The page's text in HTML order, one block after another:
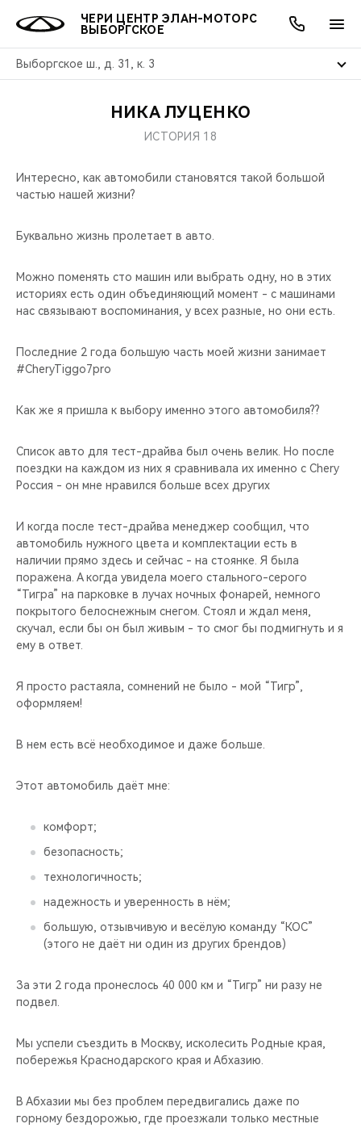
ЧЕРИ ЦЕНТР ЭЛАН-МОТОРС
ВЫБОРГСКОЕ
Выборгское ш., д. 31, к. 3
МОДЕЛИ
НОВИНКИ
ПОКУПАТЕЛЯМ
КРЕДИТ И СТРАХОВАНИЕ
ВЛАДЕЛЬЦАМ
ЗАПЧАСТИ И АКСЕССУАРЫ
ПОДДЕРЖКА
CHERY CONNECT
МИР CHERY
О БРЕНДЕ
CHERY В СОЦСЕТЯХ
ЛЮДИ CHERY
CHERY REMOTE
CHERY И СПОРТ
НАШИ МЕРОПРИЯТИЯ
ВИДЕООБЗОРЫ
CHERY ДЛЯ ДЕТЕЙ
АКЦИИ
ОНЛАЙН СЕРВИСЫ
КРЕДИТ
О КОМПАНИИ
МЫ В СОЦСЕТЯХ
НИКА ЛУЦЕНКО
ИСТОРИЯ 18
Интересно, как автомобили становятся такой большой
частью нашей жизни?
Буквально жизнь пролетает в авто.
Можно поменять сто машин или выбрать одну, но в этих
историях есть один объединяющий момент - с машинами
нас связывают воспоминания, у всех разные, но они есть.
Последние 2 года большую часть моей жизни занимает
#CheryTiggo7pro
Как же я пришла к выбору именно этого автомобиля??
Список авто для тест-драйва был очень велик. Но после
поездки на каждом из них я сравнивала их именно с Chery
Россия - он мне нравился больше всех других
И когда после тест-драйва менеджер сообщил, что
автомобиль нужного цвета и комплектации есть в
наличии прямо здесь и сейчас - на стоянке. Я была
поражена. А когда увидела моего стального-серого
“Тигра” на парковке в лучах ночных фонарей, немного
покрытого белоснежным снегом. Стоял и ждал меня,
скучал, если бы он был живым - то смог бы подмигнуть и я
ему в ответ.
Я просто растаяла, сомнений не было - мой “Тигр”,
оформляем!
В нем есть всё необходимое и даже больше.
Этот автомобиль даёт мне:
комфорт;
безопасность;
технологичность;
надежность и уверенность в нём;
большую, отзывчивую и весёлую команду “КОС”
(этого не даёт ни один из других брендов)
За эти 2 года пронеслось 40 000 км и “Тигр” ни разу не
подвел.
Мы успели съездить в Москву, исколесить Родные края,
побережья Краснодарского края и Абхазию.
В Абхазии мы без проблем передвигались даже по
горному бездорожью, где проезжали только местные